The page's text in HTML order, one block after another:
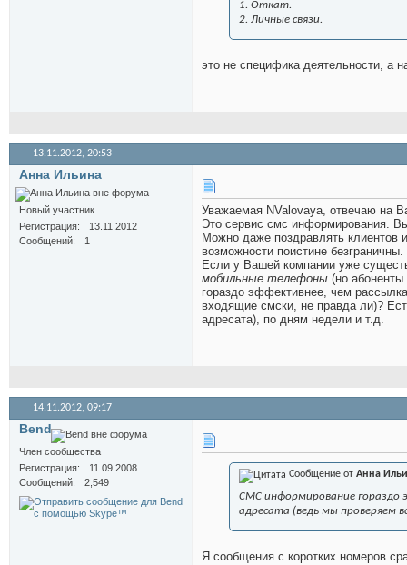
1. Откат.
2. Личные связи.
это не специфика деятельности, а
13.11.2012, 20:53
Анна Ильина
Новый участник
Регистрация
13.11.2012
Сообщений
1
Уважаемая NValovaya, отвечаю на
Это сервис смс информирования.
Можно даже поздравлять клиентов
возможности поистине безграничны.
Если у Вашей компании уже
мобильные телефоны (но
гораздо эффективнее, чем
входящие смски, не правда ли)?
адресата), по дням недели и т.д.
14.11.2012, 09:17
Bend
Член сообщества
Регистрация
11.09.2008
Сообщений
2,549
Сообщение от Анна
СМС информирование гораздо
адресата (ведь мы проверяем
Я сообщения с коротких номеров